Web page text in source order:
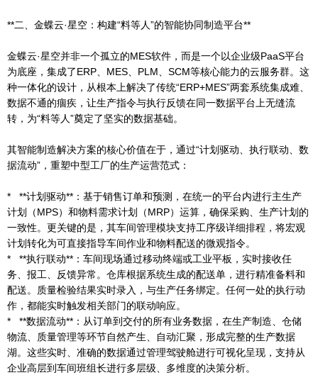
**二、金蝶云·星空：构建“料等人”的智能协同制造平台**
金蝶云·星空并非一个孤立的MES软件，而是一个以企业级PaaS平台
为底座，集成了ERP、MES、PLM、SCM等核心能力的云服务群。这
种一体化的设计，从根本上解决了传统“ERP+MES”两套系统集成难、
数据不通的痼疾，让生产指令与执行反馈在同一数据平台上无缝流
转，为“料等人”奠定了坚实的数据基础。
其智能制造解决方案的核心价值在于，通过“计划驱动、执行联动、数
据流动”，重塑中型工厂的生产运营范式：
* **计划驱动**：基于销售订单和预测，在统一的平台内进行主生产
计划（MPS）和物料需求计划（MRP）运算，确保采购、生产计划的
一致性。更关键的是，其车间管理模块支持工序级详细排程，将宏观
计划转化为可直接指导车间作业和物料配送的微观指令。
* **执行联动**：车间现场通过移动终端或工业平板，实时接收任
务、报工、反馈异常。仓库根据系统生成的配送单，进行精准备料和
配送。质量检验结果实时录入，与生产任务绑定。任何一处的执行动
作，都能实时触发相关部门的联动响应。
* **数据流动**：从订单到交付的所有业务数据，在生产制造、仓储
物流、质量管理等环节自然产生、自动汇聚，形成完整的生产数据
湖。这些实时、准确的数据通过管理驾驶舱进行可视化呈现，支持从
企业高层到车间班组长进行多层级、多维度的决策分析。